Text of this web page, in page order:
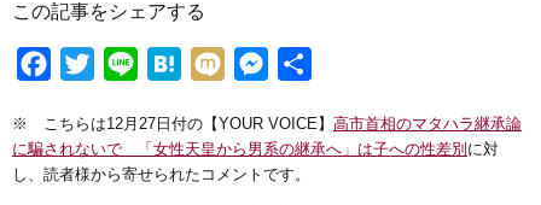
この記事をシェアする
c
e
i
t
n
e
H
t
e
M
x
i
s
s
※ こちらは12月27日付の【YOUR VOICE】 高市首相のマタハラ継承論
に騙されないで 「女性天皇から男系の継承へ」は子への性差別 に対
し、読者様から寄せられたコメントです。